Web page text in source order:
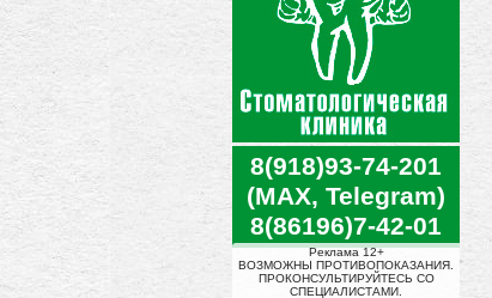
8(918)93-74-201
(MAX, Telegram)
8(86196)7-42-01
Реклама 12+
ВОЗМОЖНЫ ПРОТИВОПОКАЗАНИЯ.
ПРОКОНСУЛЬТИРУЙТЕСЬ СО
СПЕЦИАЛИСТАМИ.